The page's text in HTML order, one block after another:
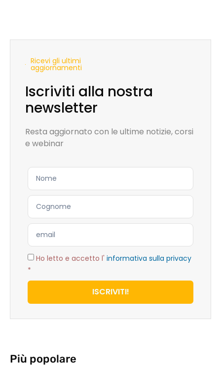
Ricevi gli ultimi
aggiornamenti
Iscriviti alla nostra
newsletter
Resta aggiornato con le ultime notizie, corsi
e webinar
Ho letto e accetto l' informativa sulla privacy
*
ISCRIVITI!
Più popolare